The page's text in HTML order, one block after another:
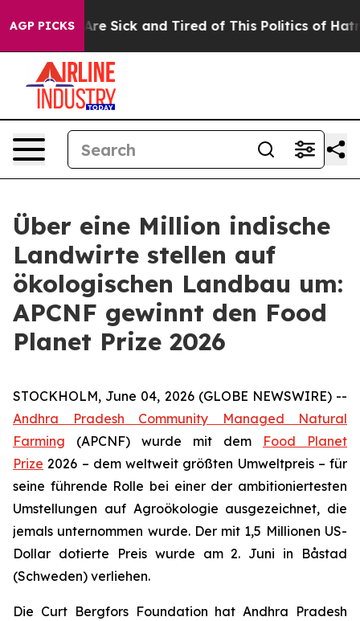
AGP PICKSAre Sick and Tired of This Politics of Hatred”
Über eine Million indische
Landwirte stellen auf
ökologischen Landbau um:
APCNF gewinnt den Food
Planet Prize 2026
STOCKHOLM, June 04, 2026 (GLOBE NEWSWIRE) --
Andhra Pradesh Community Managed Natural
Farming (APCNF) wurde mit dem Food Planet
Prize 2026 – dem weltweit größten Umweltpreis – für
seine führende Rolle bei einer der ambitioniertesten
Umstellungen auf Agroökologie ausgezeichnet, die
jemals unternommen wurde. Der mit 1,5 Millionen US-
Dollar dotierte Preis wurde am 2. Juni in Båstad
(Schweden) verliehen.
Die Curt Bergfors Foundation hat Andhra Pradesh